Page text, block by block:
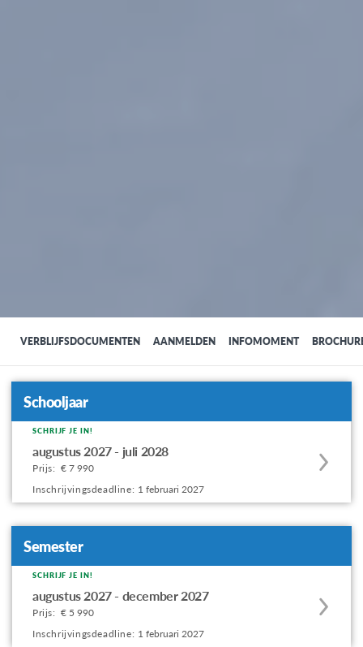
VERBLIJFSDOCUMENTEN AANMELDEN INFOMOMENT
Schooljaar
Apply
to
this
program
SCHRIJF JE IN!
augustus 2027 - juli 2028
Prijs: € 7 990
Inschrijvingsdeadline: 1 februari 2027
Semester
Apply
to
this
program
SCHRIJF JE IN!
augustus 2027 - december 2027
Prijs: € 5 990
Inschrijvingsdeadline: 1 februari 2027